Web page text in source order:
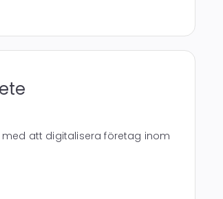
med att digitalisera företag inom